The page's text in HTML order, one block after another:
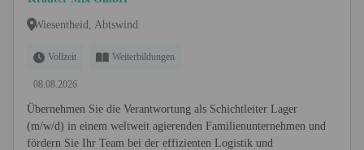
Wiesentheid, Abtswind
Vollzeit Weiterbildungen
08.08.2026
Übernehmen Sie die Verantwortung als Schichtleiter Lager
(m/w/d) in einem weltweit agierenden Familienunternehmen und
fördern Sie Ihr Team bei der effizienten Logistik und